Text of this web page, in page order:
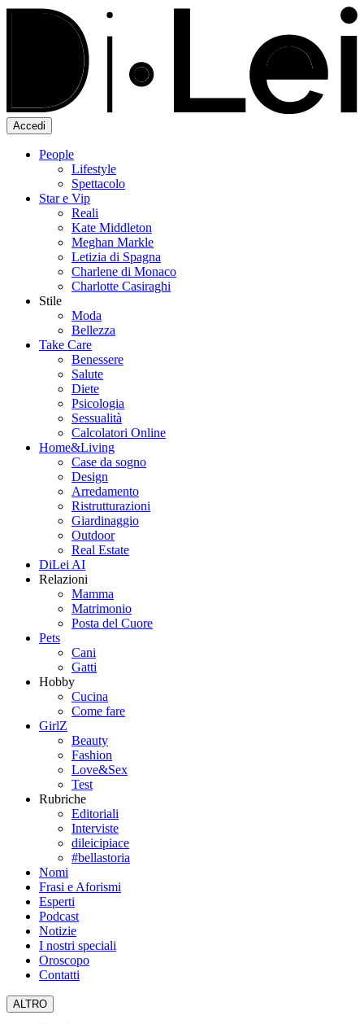
Accedi
People
Lifestyle
Spettacolo
Star e Vip
Reali
Kate Middleton
Meghan Markle
Letizia di Spagna
Charlene di Monaco
Charlotte Casiraghi
Stile
Moda
Bellezza
Take Care
Benessere
Salute
Diete
Psicologia
Sessualità
Calcolatori Online
Home&Living
Case da sogno
Design
Arredamento
Ristrutturazioni
Giardinaggio
Outdoor
Real Estate
DiLei AI
Relazioni
Mamma
Matrimonio
Posta del Cuore
Pets
Cani
Gatti
Hobby
Cucina
Come fare
GirlZ
Beauty
Fashion
Love&Sex
Test
Rubriche
Editoriali
Interviste
dileicipiace
#bellastoria
Nomi
Frasi e Aforismi
Esperti
Podcast
Notizie
I nostri speciali
Oroscopo
Contatti
ALTRO